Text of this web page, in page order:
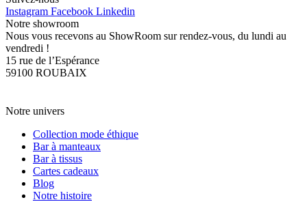
Instagram Facebook Linkedin
Notre showroom
Nous vous recevons au ShowRoom sur rendez-vous, du lundi au
vendredi !
15 rue de l’Espérance
59100 ROUBAIX
Notre univers
Collection mode éthique
Bar à manteaux
Bar à tissus
Cartes cadeaux
Blog
Notre histoire